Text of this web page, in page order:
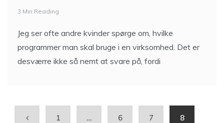
3 Min Reading
Jeg ser ofte andre kvinder spørge om, hvilke
programmer man skal bruge i en virksomhed. Det er
desværre ikke så nemt at svare på, fordi
1 … 6 7 8